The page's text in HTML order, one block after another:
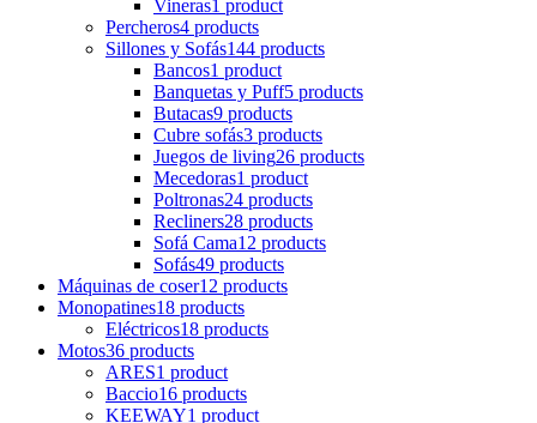
Vineras1 product
Percheros4 products
Sillones y Sofás144 products
Bancos1 product
Banquetas y Puff5 products
Butacas9 products
Cubre sofás3 products
Juegos de living26 products
Mecedoras1 product
Poltronas24 products
Recliners28 products
Sofá Cama12 products
Sofás49 products
Máquinas de coser12 products
Monopatines18 products
Eléctricos18 products
Motos36 products
ARES1 product
Baccio16 products
KEEWAY1 product